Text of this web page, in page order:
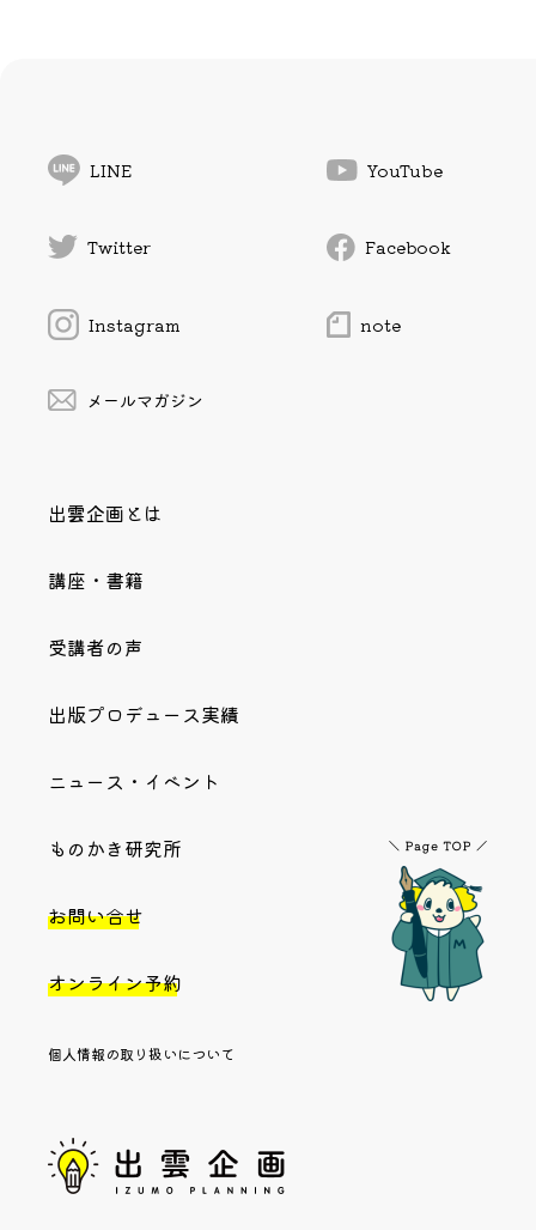
LINE YouTube
Twitter Facebook
Instagram note
メールマガジン
出雲企画とは
講座・書籍
受講者の声
出版プロデュース実績
ニュース・イベント
ものかき研究所
お問い合せ
オンライン予約
個人情報の取り扱いについて